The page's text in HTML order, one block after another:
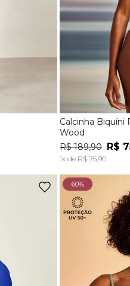
Calcinha Biquíni
Wood
R$ 189,90 R$
1x de R$ 75,90
60%